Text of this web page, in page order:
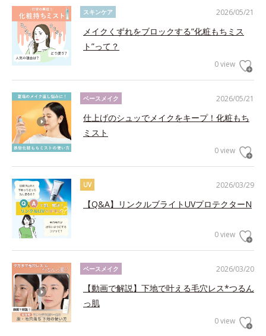
2026/05/21
スキンケア
メイクくずれをブロックする”化粧もちミス
ト”って？
0 view
2026/05/21
ベースメイク
仕上げのシュッでメイクをキープ！化粧もち
ミスト
0 view
2026/03/29
UV
【Q&A】リンクルブライトUVプロテクターN
0 view
2026/03/20
ベースメイク
【動画で解説】下地で叶える毛穴レス*つるん
っ肌
0 view